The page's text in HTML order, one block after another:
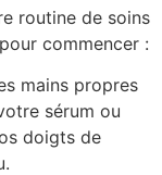
routine de soins
commencer :
mains propres
sérum ou
doigts de